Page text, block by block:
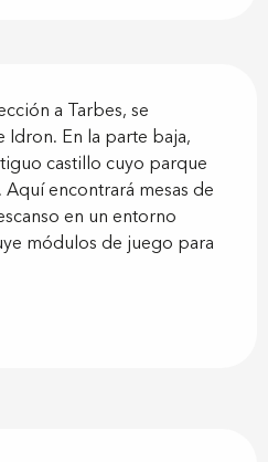
a Tarbes, se
En la parte baja,
castillo cuyo parque
encontrará mesas de
en un entorno
módulos de juego para